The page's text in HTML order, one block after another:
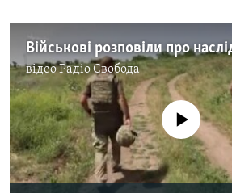
відеоРадіо Свобода
No media source